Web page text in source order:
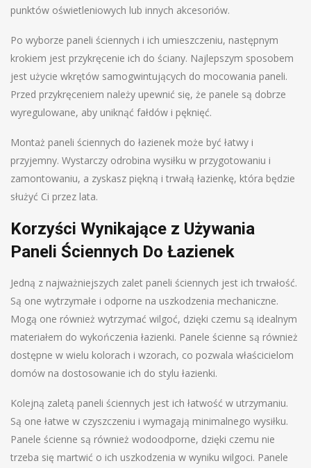
punktów oświetleniowych lub innych akcesoriów.
Po wyborze paneli ściennych i ich umieszczeniu, następnym
krokiem jest przykręcenie ich do ściany. Najlepszym sposobem
jest użycie wkrętów samogwintujących do mocowania paneli.
Przed przykręceniem należy upewnić się, że panele są dobrze
wyregulowane, aby uniknąć fałdów i pęknięć.
Montaż paneli ściennych do łazienek może być łatwy i
przyjemny. Wystarczy odrobina wysiłku w przygotowaniu i
zamontowaniu, a zyskasz piękną i trwałą łazienkę, która będzie
służyć Ci przez lata.
Korzyści Wynikające z Używania
Paneli Ściennych Do Łazienek
Jedną z najważniejszych zalet paneli ściennych jest ich trwałość.
Są one wytrzymałe i odporne na uszkodzenia mechaniczne.
Mogą one również wytrzymać wilgoć, dzięki czemu są idealnym
materiałem do wykończenia łazienki. Panele ścienne są również
dostępne w wielu kolorach i wzorach, co pozwala właścicielom
domów na dostosowanie ich do stylu łazienki.
Kolejną zaletą paneli ściennych jest ich łatwość w utrzymaniu.
Są one łatwe w czyszczeniu i wymagają minimalnego wysiłku.
Panele ścienne są również wodoodporne, dzięki czemu nie
trzeba się martwić o ich uszkodzenia w wyniku wilgoci. Panele